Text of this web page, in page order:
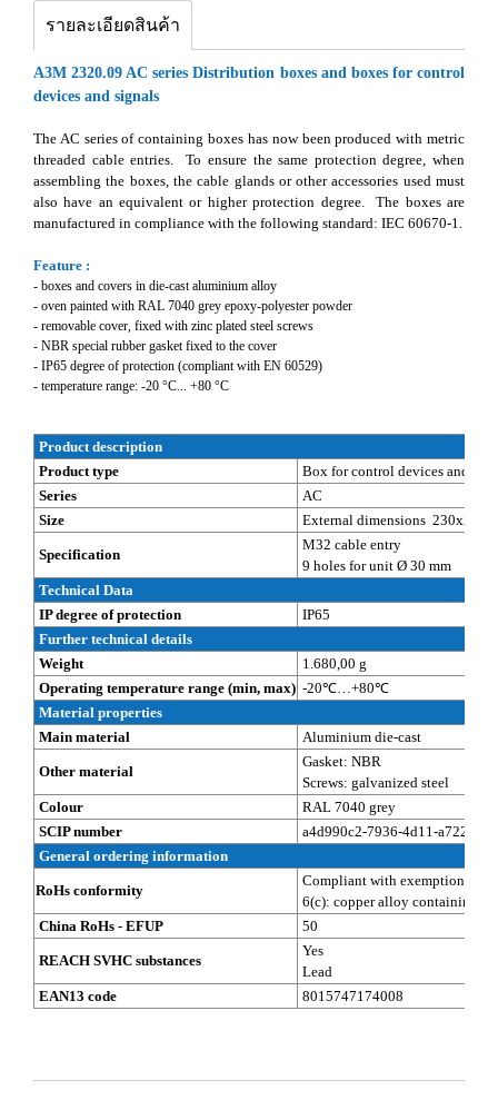
รายละเอียดสินค้า
A3M 2320.09 AC series Distribution boxes and boxes for control
devices and signals
The AC series of containing boxes has now been produced with metric
threaded cable entries. To ensure the same protection degree, when
assembling the boxes, the cable glands or other accessories used must
also have an equivalent or higher protection degree. The boxes are
manufactured in compliance with the following standard: IEC 60670-1.
Feature :
- boxes and covers in die-cast aluminium alloy
- oven painted with RAL 7040 grey epoxy-polyester powder
- removable cover, fixed with zinc plated steel screws
- NBR special rubber gasket fixed to the cover
- IP65 degree of protection (compliant with EN 60529)
- temperature range: -20 °C... +80 °C
Product description
Product type
Box for control devices and
Series
AC
Size
External dimensions
Specification
M32 cable entry
9 holes for unit Ø 30 mm
Technical Data
IP degree of protection
IP65
Further technical details
Weight
1.680,00 g
Operating temperature range (min, max) -20℃…+80℃
Material properties
Main material
Aluminium die-cast
Other material
Gasket: NBR
Screws: galvanized steel
Colour
RAL 7040 grey
SCIP number
a4d990c2-7936-4d11-a722-
General ordering information
RoHs conformity
Compliant with exemption
6(c): copper alloy containing
China RoHs - EFUP
50
REACH SVHC substances
Yes
Lead
EAN13 code
8015747174008